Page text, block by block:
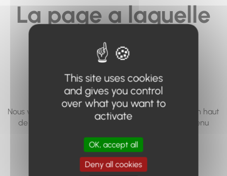
La page a laquelle
vous cherchez à
accéder n'existe
pas... ou plus.
Nous vous invitons à utiliser le moteur de recherche en haut
de page, ou à utiliser le menu pour trouver le contenu
Retour à l'accueil
This site uses cookies
and gives you control
over what you want to
activate
OK, accept all
Deny all cookies